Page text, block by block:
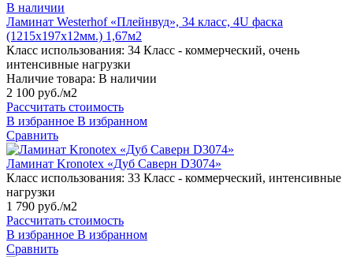
В наличии
Ламинат Westerhof «Плейнвуд», 34 класс, 4U фаска
(1215х197х12мм.) 1,67м2
Класс использования: 34 Класс - коммерческий, очень
интенсивные нагрузки
Наличие товара: В наличии
2 100 руб./м2
Рассчитать стоимость
В избранное В избранном
Сравнить
Ламинат Kronotex «Дуб Саверн D3074»
Класс использования: 33 Класс - коммерческий, интенсивные
нагрузки
1 790 руб./м2
Рассчитать стоимость
В избранное В избранном
Сравнить